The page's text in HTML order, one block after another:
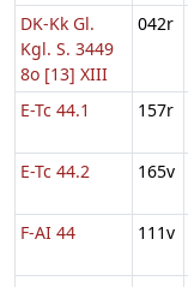
DK-Kk Gl.
Kgl. S. 3449
8o [13] XIII
042r
E-Tc 44.1 157r
E-Tc 44.2 165v
F-AI 44 111v